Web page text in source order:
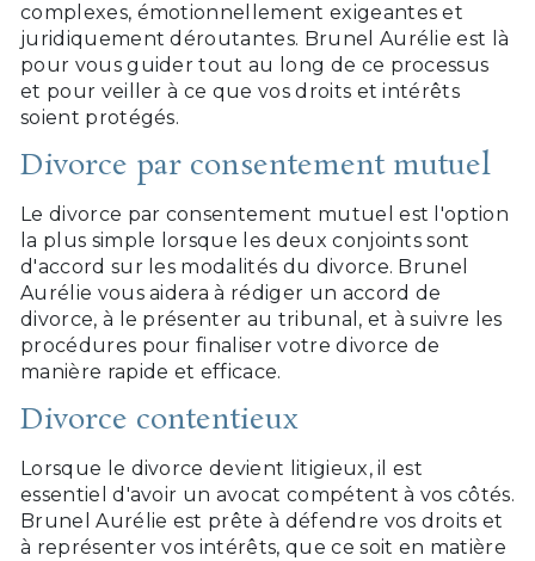
complexes, émotionnellement exigeantes et
juridiquement déroutantes. Brunel Aurélie est là
pour vous guider tout au long de ce processus
et pour veiller à ce que vos droits et intérêts
soient protégés.
Divorce par consentement mutuel
Le divorce par consentement mutuel est l'option
la plus simple lorsque les deux conjoints sont
d'accord sur les modalités du divorce. Brunel
Aurélie vous aidera à rédiger un accord de
divorce, à le présenter au tribunal, et à suivre les
procédures pour finaliser votre divorce de
manière rapide et efficace.
Divorce contentieux
Lorsque le divorce devient litigieux, il est
essentiel d'avoir un avocat compétent à vos côtés.
Brunel Aurélie est prête à défendre vos droits et
à représenter vos intérêts, que ce soit en matière